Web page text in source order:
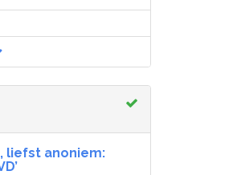
liefst anoniem: